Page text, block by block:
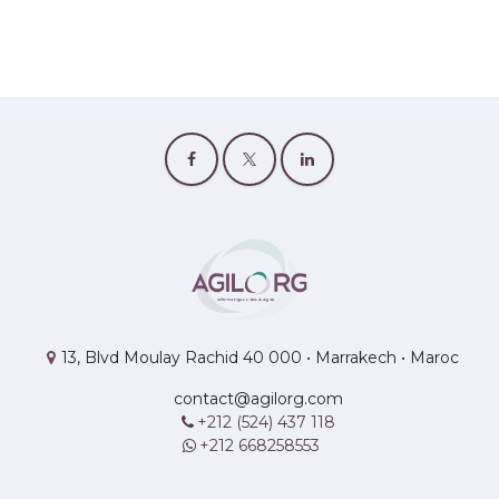
13, Blvd Moulay Rachid 40 000 • Marrakech • Maroc
contact@agilorg.com
+212 (524) 437 118
+212 668258553